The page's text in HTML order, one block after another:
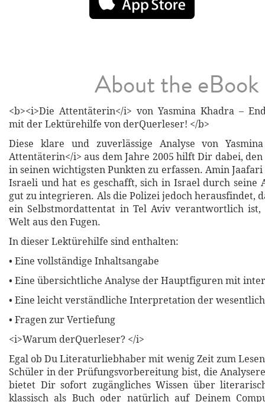
About the eBook
<b><i>Die Attentäterin</i> von Yasmina Khadra –
mit der Lektürehilfe von derQuerleser! </b>
Diese klare und zuverlässige Analyse von
Attentäterin</i> aus dem Jahre 2005 hilft Dir dabei,
in seinen wichtigsten Punkten zu erfassen. Amin
Israeli und hat es geschafft, sich in Israel durch seine
gut zu integrieren. Als die Polizei jedoch herausfindet,
ein Selbstmordattentat in Tel Aviv verantwortlich ist,
Welt aus den Fugen.
In dieser Lektürehilfe sind enthalten:
• Eine vollständige Inhaltsangabe
• Eine übersichtliche Analyse der Hauptfiguren mit
• Eine leicht verständliche Interpretation der
• Fragen zur Vertiefung
<i>Warum derQuerleser? </i>
Egal ob Du Literaturliebhaber mit wenig Zeit zum
Schüler in der Prüfungsvorbereitung bist, die
bietet Dir sofort zugängliches Wissen über
klassisch als Buch oder natürlich auf Deinem